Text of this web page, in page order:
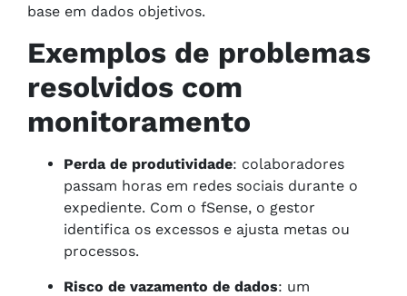
base em dados objetivos.
Exemplos de problemas
resolvidos com
monitoramento
Perda de produtividade: colaboradores
passam horas em redes sociais durante o
expediente. Com o fSense, o gestor
identifica os excessos e ajusta metas ou
processos.
Risco de vazamento de dados: um